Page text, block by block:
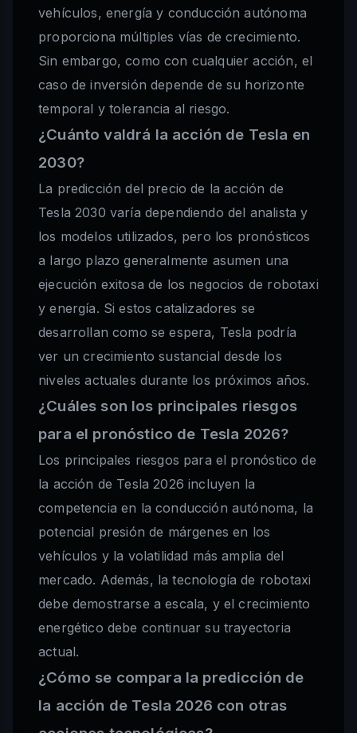
vehículos, energía y conducción autónoma
proporciona múltiples vías de crecimiento.
Sin embargo, como con cualquier acción, el
caso de inversión depende de su horizonte
temporal y tolerancia al riesgo.
¿Cuánto valdrá la acción de Tesla en
2030?
La predicción del precio de la acción de
Tesla 2030 varía dependiendo del analista y
los modelos utilizados, pero los pronósticos
a largo plazo generalmente asumen una
ejecución exitosa de los negocios de robotaxi
y energía. Si estos catalizadores se
desarrollan como se espera, Tesla podría
ver un crecimiento sustancial desde los
niveles actuales durante los próximos años.
¿Cuáles son los principales riesgos
para el pronóstico de Tesla 2026?
Los principales riesgos para el pronóstico de
la acción de Tesla 2026 incluyen la
competencia en la conducción autónoma, la
potencial presión de márgenes en los
vehículos y la volatilidad más amplia del
mercado. Además, la tecnología de robotaxi
debe demostrarse a escala, y el crecimiento
energético debe continuar su trayectoria
actual.
¿Cómo se compara la predicción de
la acción de Tesla 2026 con otras